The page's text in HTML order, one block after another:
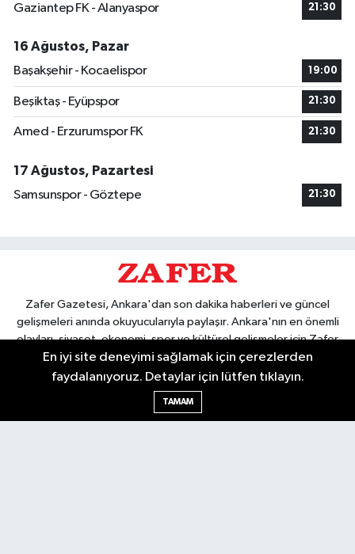
Gaziantep FK - Alanyaspor 21:30
16 Ağustos, Pazar
Başakşehir - Kocaelispor
19:00
Beşiktaş - Eyüpspor 21:30
Amed - Erzurumspor FK 21:30
17 Ağustos, Pazartesi
Samsunspor - Göztepe
21:30
Zafer Gazetesi, Ankara'dan son dakika haberleri ve güncel
gelişmeleri anında okuyucularıyla paylaşır. Ankara'nın en önemli
olayları, siyaset, ekonomi, spor ve kültürel gelişmeler için Zafer
Gazetesi'ni takip edin. Başkentin güvendiği haber kaynağı.
En iyi site deneyimi sağlamak için çerezlerden
faydalanıyoruz. Detaylar için lütfen tıklayın.
TAMAM